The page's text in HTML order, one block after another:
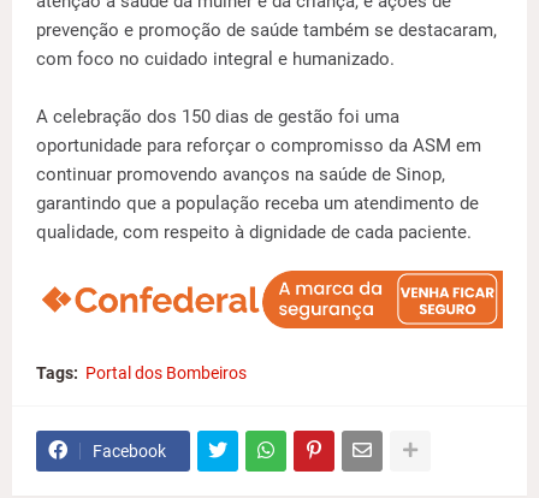
prevenção e promoção de saúde também se destacaram,
com foco no cuidado integral e humanizado.
A celebração dos 150 dias de gestão foi uma
oportunidade para reforçar o compromisso da ASM em
continuar promovendo avanços na saúde de Sinop,
garantindo que a população receba um atendimento de
qualidade, com respeito à dignidade de cada paciente.
Tags: Portal dos Bombeiros
Facebook